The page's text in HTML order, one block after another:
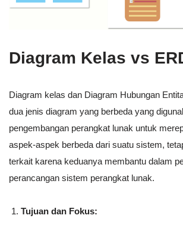
Diagram Kelas vs
Diagram kelas dan Diagram Hubungan
dua jenis diagram yang berbeda yang
pengembangan perangkat lunak untuk
aspek-aspek berbeda dari suatu sistem,
terkait karena keduanya membantu dalam
perancangan sistem perangkat lunak.
Tujuan dan Fokus: